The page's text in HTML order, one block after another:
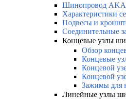
Шинопровод
Характеристики
Подвесы и
Соединительные
Концевые узлы
Обзор
Концевые
Концевой
Концевой
Зажимы для
Линейные узлы